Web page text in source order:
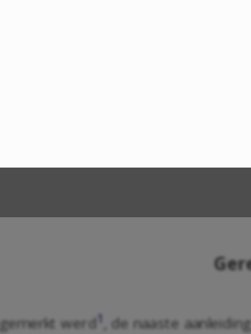
werd1
, de naaste